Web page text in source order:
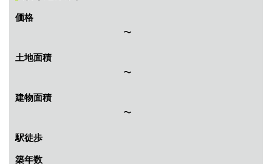
価格
〜
土地面積
〜
建物面積
〜
駅徒歩
築年数